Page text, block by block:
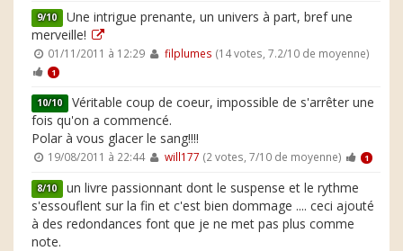
9/10 Une intrigue prenante, un univers à part, bref une
merveille!
01/11/2011 à 12:29 filplumes (14 votes, 7.2/10 de moyenne)
1
10/10 Véritable coup de coeur, impossible de s'arrêter une
fois qu'on a commencé.
Polar à vous glacer le sang!!!!
19/08/2011 à 22:44 will177 (2 votes, 7/10 de moyenne) 1
8/10 un livre passionnant dont le suspense et le rythme
s'essouflent sur la fin et c'est bien dommage .... ceci ajouté
à des redondances font que je ne met pas plus comme
note.